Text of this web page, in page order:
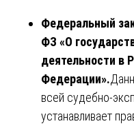
Федеральный
ФЗ «О
деятельности в
Федерации».
всей судебно-
устанавливает